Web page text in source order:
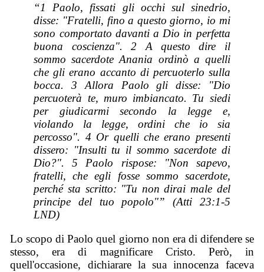
“1 Paolo, fissati gli occhi sul sinedrio,
disse: "Fratelli, fino a questo giorno, io mi
sono comportato davanti a Dio in perfetta
buona coscienza". 2 A questo dire il
sommo sacerdote Anania ordinò a quelli
che gli erano accanto di percuoterlo sulla
bocca. 3 Allora Paolo gli disse: "Dio
percuoterà te, muro imbiancato. Tu siedi
per giudicarmi secondo la legge e,
violando la legge, ordini che io sia
percosso". 4 Or quelli che erano presenti
dissero: "Insulti tu il sommo sacerdote di
Dio?". 5 Paolo rispose: "Non sapevo,
fratelli, che egli fosse sommo sacerdote,
perché sta scritto: "Tu non dirai male del
principe del tuo popolo"” (Atti 23:1-5
LND)
Lo scopo di Paolo quel giorno non era di difendere se
stesso, era di magnificare Cristo. Però, in
quell'occasione, dichiarare la sua innocenza faceva